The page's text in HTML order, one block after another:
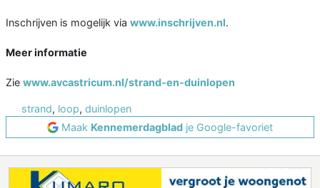
Inschrijven is mogelijk via www.inschrijven.nl.
Meer informatie
Zie www.avcastricum.nl/strand-en-duinlopen
strand, loop, duinlopen
Maak Kennemerdagblad je Google-favoriet